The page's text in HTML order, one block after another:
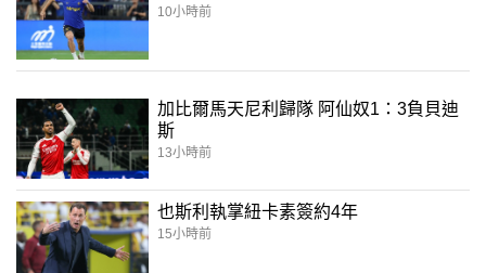
10小時前
加比爾馬天尼利歸隊 阿仙奴1：3負貝迪
斯
13小時前
也斯利執掌紐卡素簽約4年
15小時前